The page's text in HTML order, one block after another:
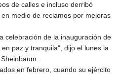
de calles e incluso derribó
medio de reclamos por mejoras
celebración de la inauguración de
paz y tranquila", dijo el lunes la
en febrero, cuando su ejército